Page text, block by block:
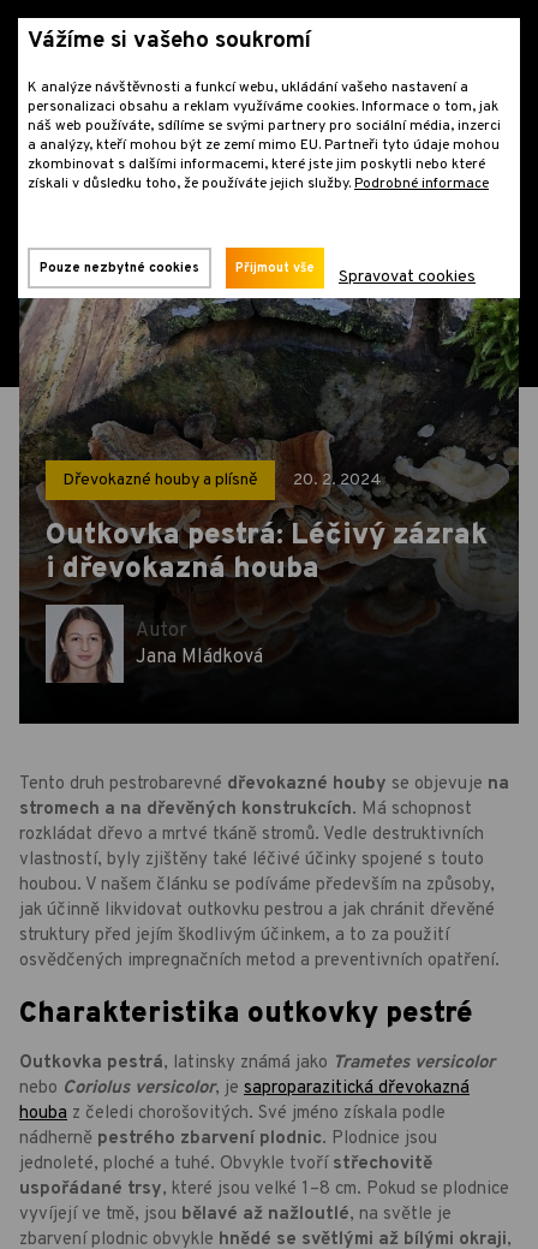
Outkovka pestrá
Dřevokazné houby a plísně 20. 2. 2024
Outkovka pestrá: Léčivý zázrak
i dřevokazná houba
Autor
Jana Mládková
Tento druh pestrobarevné dřevokazné houby se objevuje na
stromech a na dřevěných konstrukcích. Má schopnost
rozkládat dřevo a mrtvé tkáně stromů. Vedle destruktivních
vlastností, byly zjištěny také léčivé účinky spojené s touto
houbou. V našem článku se podíváme především na způsoby,
jak účinně likvidovat outkovku pestrou a jak chránit dřevěné
struktury před jejím škodlivým účinkem, a to za použití
osvědčených impregnačních metod a preventivních opatření.
Charakteristika outkovky pestré
Outkovka pestrá, latinsky známá jako Trametes versicolor
nebo Coriolus versicolor, je saproparazitická dřevokazná
houba z čeledi chorošovitých. Své jméno získala podle
nádherně pestrého zbarvení plodnic. Plodnice jsou
jednoleté, ploché a tuhé. Obvykle tvoří střechovitě
uspořádané trsy, které jsou velké 1–8 cm. Pokud se plodnice
vyvíjejí ve tmě, jsou bělavé až nažloutlé, na světle je
zbarvení plodnic obvykle hnědé se světlými až bílými okraji,
Vážíme si vašeho soukromí
K analýze návštěvnosti a funkcí webu, ukládání vašeho nastavení a
personalizaci obsahu a reklam využíváme cookies. Informace o tom, jak
náš web používáte, sdílíme se svými partnery pro sociální média, inzerci
a analýzy, kteří mohou být ze zemí mimo EU. Partneři tyto údaje mohou
zkombinovat s dalšími informacemi, které jste jim poskytli nebo které
získali v důsledku toho, že používáte jejich služby.Podrobné informace
Pouze nezbytné cookies Přijmout vše Spravovat cookies